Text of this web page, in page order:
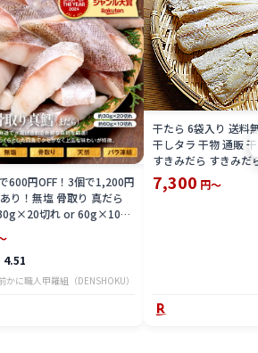
600円OFF！3個で1,200円
り！無塩 骨取り 真だら
切れ or 60g×10切
ラ タラ たら 切り身【わが
】弁当 朝食 冷凍食品
4.51
かに職人甲羅組（DENSHOKU）
干たら 6袋入り 送料
干しタラ 干物 通販
すきみだら すきみだ
だら 干しだら 送料込
たら 限定 楽天 通販
7,300 円～